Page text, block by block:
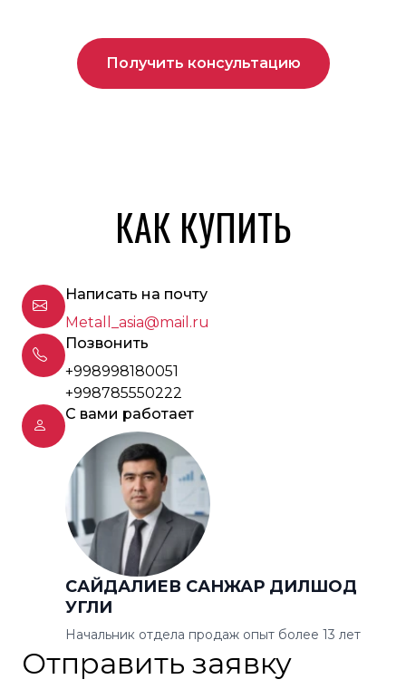
Получить консультацию
КАК КУПИТЬ
Написать на почту
Metall_asia@mail.ru
Позвонить
+998998180051
+998785550222
С вами работает
САЙДАЛИЕВ САНЖАР ДИЛШОД
УГЛИ
Начальник отдела продаж опыт более 13 лет
Отправить заявку